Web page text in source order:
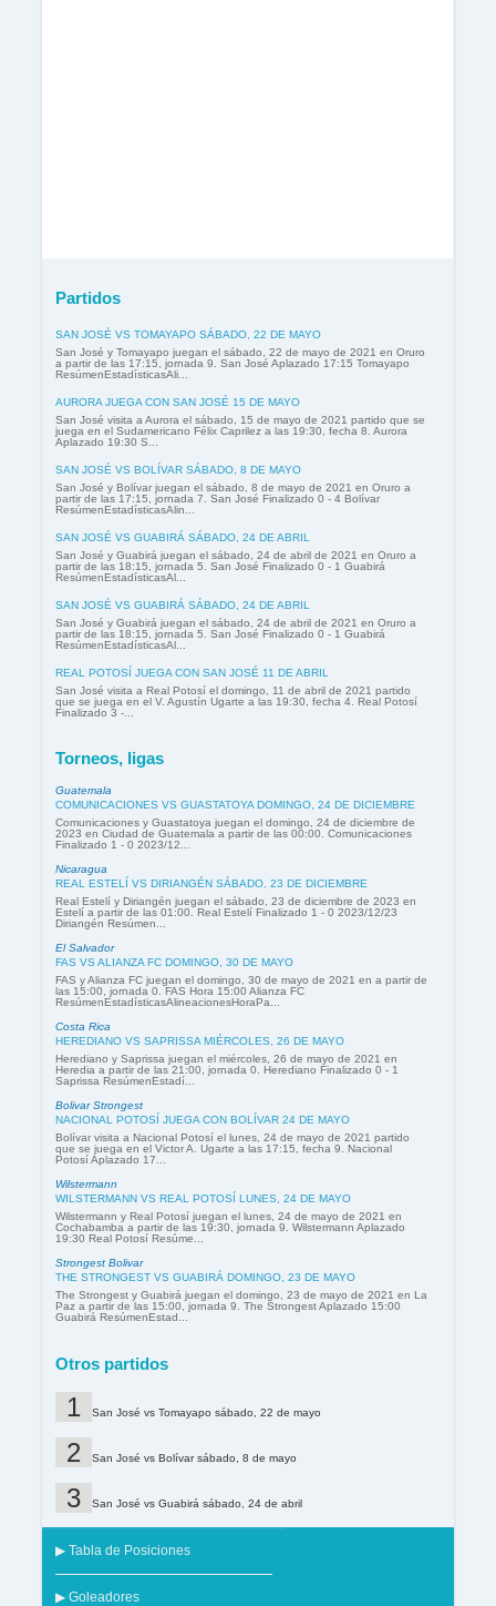
Partidos
SAN JOSÉ VS TOMAYAPO SÁBADO, 22 DE MAYO
San José y Tomayapo juegan el sábado, 22 de mayo de 2021 en Oruro
a partir de las 17:15, jornada 9. San José Aplazado 17:15 Tomayapo
ResúmenEstadísticasAli...
AURORA JUEGA CON SAN JOSÉ 15 DE MAYO
San José visita a Aurora el sábado, 15 de mayo de 2021 partido que se
juega en el Sudamericano Félix Caprilez a las 19:30, fecha 8. Aurora
Aplazado 19:30 S...
SAN JOSÉ VS BOLÍVAR SÁBADO, 8 DE MAYO
San José y Bolívar juegan el sábado, 8 de mayo de 2021 en Oruro a
partir de las 17:15, jornada 7. San José Finalizado 0 - 4 Bolívar
ResúmenEstadísticasAlin...
SAN JOSÉ VS GUABIRÁ SÁBADO, 24 DE ABRIL
San José y Guabirá juegan el sábado, 24 de abril de 2021 en Oruro a
partir de las 18:15, jornada 5. San José Finalizado 0 - 1 Guabirá
ResúmenEstadísticasAl...
SAN JOSÉ VS GUABIRÁ SÁBADO, 24 DE ABRIL
San José y Guabirá juegan el sábado, 24 de abril de 2021 en Oruro a
partir de las 18:15, jornada 5. San José Finalizado 0 - 1 Guabirá
ResúmenEstadísticasAl...
REAL POTOSÍ JUEGA CON SAN JOSÉ 11 DE ABRIL
San José visita a Real Potosí el domingo, 11 de abril de 2021 partido
que se juega en el V. Agustín Ugarte a las 19:30, fecha 4. Real Potosí
Finalizado 3 -...
Torneos, ligas
Guatemala
COMUNICACIONES VS GUASTATOYA DOMINGO, 24 DE DICIEMBRE
Comunicaciones y Guastatoya juegan el domingo, 24 de diciembre de
2023 en Ciudad de Guatemala a partir de las 00:00. Comunicaciones
Finalizado 1 - 0 2023/12...
Nicaragua
REAL ESTELÍ VS DIRIANGÉN SÁBADO, 23 DE DICIEMBRE
Real Estelí y Diriangén juegan el sábado, 23 de diciembre de 2023 en
Estelí a partir de las 01:00. Real Estelí Finalizado 1 - 0 2023/12/23
Diriangén Resúmen...
El Salvador
FAS VS ALIANZA FC DOMINGO, 30 DE MAYO
FAS y Alianza FC juegan el domingo, 30 de mayo de 2021 en a partir de
las 15:00, jornada 0. FAS Hora 15:00 Alianza FC
ResúmenEstadísticasAlineacionesHoraPa...
Costa Rica
HEREDIANO VS SAPRISSA MIÉRCOLES, 26 DE MAYO
Herediano y Saprissa juegan el miércoles, 26 de mayo de 2021 en
Heredia a partir de las 21:00, jornada 0. Herediano Finalizado 0 - 1
Saprissa ResúmenEstadí...
Bolivar Strongest
NACIONAL POTOSÍ JUEGA CON BOLÍVAR 24 DE MAYO
Bolívar visita a Nacional Potosí el lunes, 24 de mayo de 2021 partido
que se juega en el Victor A. Ugarte a las 17:15, fecha 9. Nacional
Potosí Aplazado 17...
Wilstermann
WILSTERMANN VS REAL POTOSÍ LUNES, 24 DE MAYO
Wilstermann y Real Potosí juegan el lunes, 24 de mayo de 2021 en
Cochabamba a partir de las 19:30, jornada 9. Wilstermann Aplazado
19:30 Real Potosí Resúme...
Strongest Bolivar
THE STRONGEST VS GUABIRÁ DOMINGO, 23 DE MAYO
The Strongest y Guabirá juegan el domingo, 23 de mayo de 2021 en La
Paz a partir de las 15:00, jornada 9. The Strongest Aplazado 15:00
Guabirá ResúmenEstad...
Otros partidos
San José vs Tomayapo sábado, 22 de mayo
San José vs Bolívar sábado, 8 de mayo
San José vs Guabirá sábado, 24 de abril
▶ Tabla de Posiciones
▶ Goleadores